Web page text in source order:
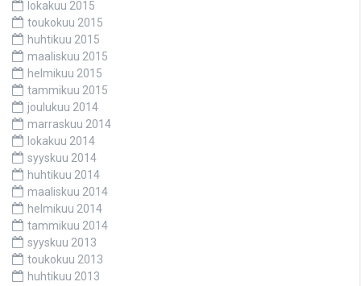
lokakuu 2015
toukokuu 2015
huhtikuu 2015
maaliskuu 2015
helmikuu 2015
tammikuu 2015
joulukuu 2014
marraskuu 2014
lokakuu 2014
syyskuu 2014
huhtikuu 2014
maaliskuu 2014
helmikuu 2014
tammikuu 2014
syyskuu 2013
toukokuu 2013
huhtikuu 2013